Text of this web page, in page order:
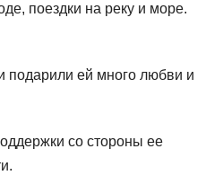
поездки на реку и море.
подарили ей много любви и
со стороны ее